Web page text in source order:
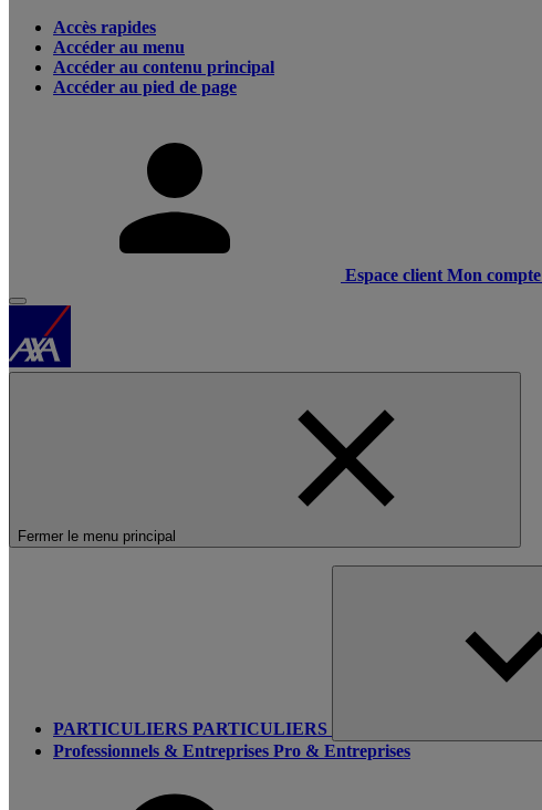
Accès rapides
Accéder au menu
Accéder au contenu principal
Accéder au pied de page
Espace client Mon compte
Fermer le menu principal
PARTICULIERS PARTICULIERS
Professionnels & Entreprises Pro & Entreprises